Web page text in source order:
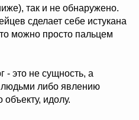
так и не обнаружено.
сделает себе истукана
можно просто пальцем
- это не сущность, а
либо явлению
идолу.